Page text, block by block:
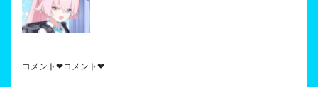
コメント❤コメント❤